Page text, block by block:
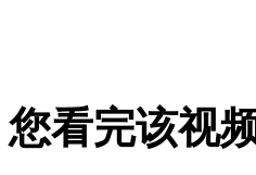
渔政船巡航遭日干扰 回应
您看完该视